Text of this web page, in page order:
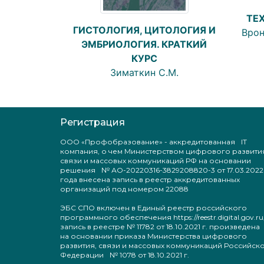
ГИСТОЛОГИЯ, ЦИТОЛОГИЯ И
ЭМБРИОЛОГИЯ. КРАТКИЙ
КУРС
Зиматкин С.М.
Регистрация
ООО «Профобразование» - аккредитованная IT
компания, о чем Министерством цифрового
связи и массовых коммуникаций РФ на основании
решения № АО-20220316-3829208820-3 от 17.03.2022
года внесена запись в реестр аккредитованных
организаций под номером 22088
ЭБС СПО включен в Единый реестр российского
программного обеспечения https://reestr.digital.gov.ru,
запись в реестре № 11782 от 18.10.2021 г. произведена
на основании приказа Министерства цифрового
развития, связи и массовых коммуникаций
Федерации № 1078 от 18.10.2021 г.